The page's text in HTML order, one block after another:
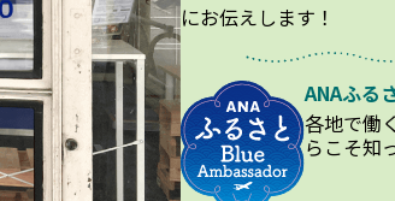
にお伝えします！
ANAふる
各地で働
らこそ知